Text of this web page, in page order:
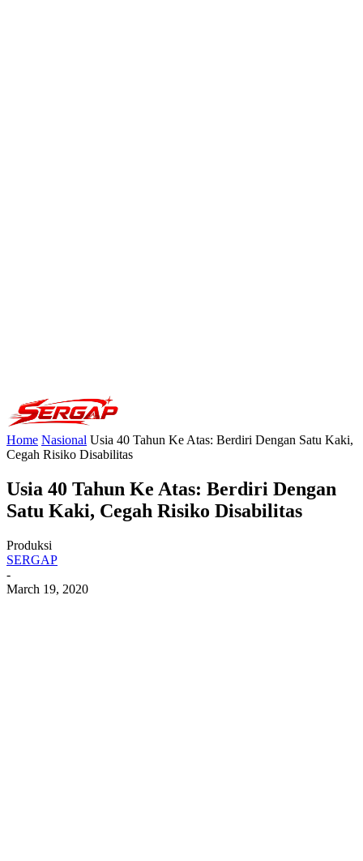
Home Nasional Usia 40 Tahun Ke Atas: Berdiri Dengan Satu Kaki,
Cegah Risiko Disabilitas
Usia 40 Tahun Ke Atas: Berdiri Dengan
Satu Kaki, Cegah Risiko Disabilitas
Produksi
SERGAP
-
March 19, 2020